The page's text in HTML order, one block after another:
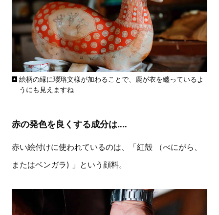
絵柄の縁に瓔珞文様が加わることで、鹿が衣を纏っているよ
うにも見えますね
赤の発色を良くする成分は‥‥
赤い絵付けに使われているのは、「紅殻 （べにがら、
またはベンガラ) 」という顔料。